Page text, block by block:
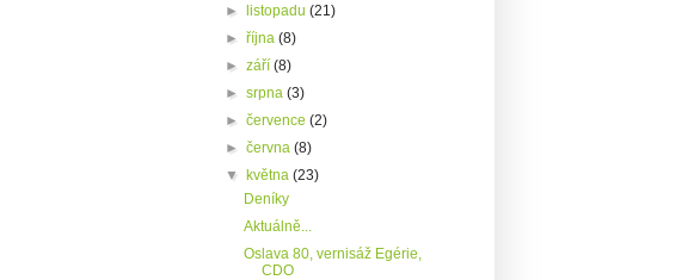
►
listopadu(21)
►října(8)
►září(8)
►srpna(3)
►července(2)
►června(8)
▼
května(23)
Deníky
Aktuálně...
Oslava 80, vernisáž Egérie,
CDO